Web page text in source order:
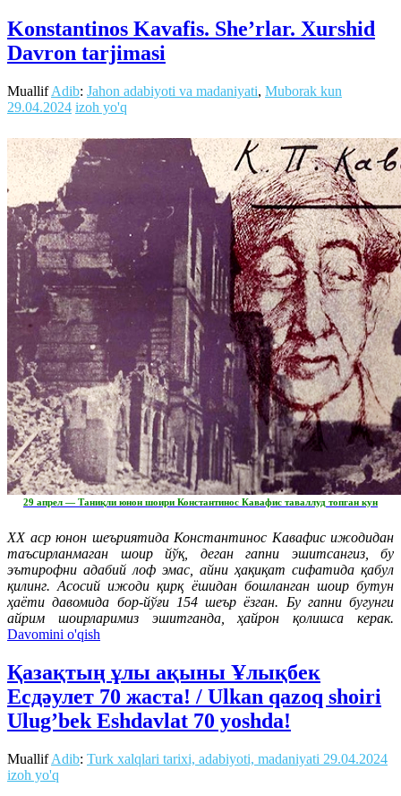
Konstantinos Kavafis. She’rlar. Xurshid
Davron tarjimasi
MuallifAdib: Jahon adabiyoti va madaniyati, Muborak kun
29.04.2024 izoh yo'q
29 апрел — Таниқли юнон шоири Константинос Кавафис таваллуд топган кун
ХХ аср юнон шеъриятида Константинос Кавафис ижодидан
таъсирланмаган шоир йўқ, деган гапни эшитсангиз, бу
эътирофни адабий лоф эмас, айни ҳақиқат сифатида қабул
қилинг. Асосий ижоди қирқ ёшидан бошланган шоир бутун
ҳаёти давомида бор-йўғи 154 шеър ёзган. Бу гапни бугунги
айрим шоирларимиз эшитганда, ҳайрон қолишса керак.
Davomini o'qish
Қазақтың ұлы ақыны Ұлықбек
Есдәулет 70 жаста! / Ulkan qazoq shoiri
Ulug’bek Eshdavlat 70 yoshda!
MuallifAdib: Turk xalqlari tarixi, adabiyoti, madaniyati 29.04.2024
izoh yo'q